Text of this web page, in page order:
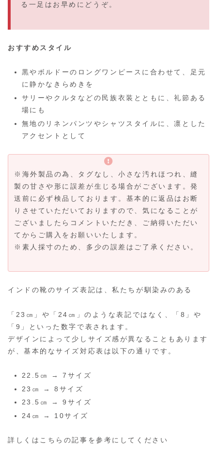
る一足はお早めにどうぞ。
おすすめスタイル
黒やボルドーのロングワンピースに合わせて、足元
に静かなきらめきを
サリーやクルタなどの民族衣装とともに、礼節ある
場にも
無地のリネンパンツやシャツスタイルに、凛とした
アクセントとして
※海外製品の為、タグなし、小さな汚れほつれ、縫
製の甘さや形に誤差が生じる場合がございます。発
送前に必ず検品しております。基本的に返品はお断
りさせていただいておりますので、気になることが
ございましたらコメントいただき、ご納得いただい
てからご購入をお願いいたします。
※素人採寸のため、多少の誤差はご了承ください。
インドの靴のサイズ表記は、私たちが馴染みのある
「23㎝」や「24㎝」のような表記ではなく、「8」や
「9」といった数字で表されます。
デザインによって少しサイズ感が異なることもあります
が、基本的なサイズ対応表は以下の通りです。
22.5㎝ → 7サイズ
23㎝ → 8サイズ
23.5㎝ → 9サイズ
24㎝ → 10サイズ
詳しくはこちらの記事を参考にしてください